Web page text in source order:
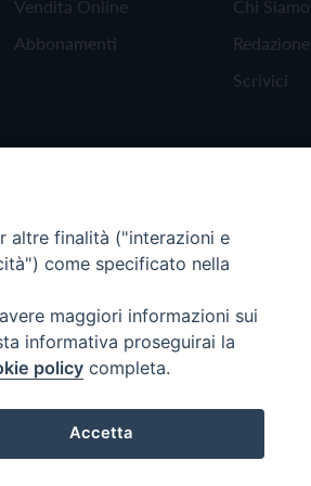
Vendita Online
Abbonamenti
Chi Siamo
Redazione
Scrivici
altre finalità ("interazioni e
come specificato nella
maggiori informazioni sui
informativa proseguirai la
policy completa.
Accetta